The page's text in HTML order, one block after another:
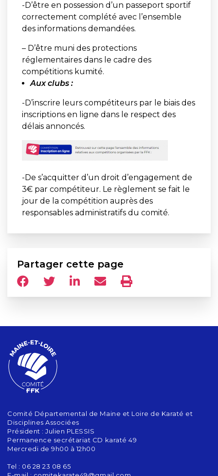
-D’être en possession d’un passeport sportif
correctement complété avec l’ensemble
des informations demandées.
– D’être muni des protections
réglementaires dans le cadre des
compétitions kumité.
Aux clubs :
-D’inscrire leurs compétiteurs par le biais des
inscriptions en ligne dans le respect des
délais annoncés.
-De s’acquitter d’un droit d’engagement de
3€ par compétiteur. Le règlement se fait le
jour de la compétition auprès des
responsables administratifs du comité.
Partager cette page
Comité Départemental de Maine et Loire de Karaté et
Disciplines Associées
Président : Julien PLESSIS
Permanence secrétariat CD karaté 49
Mercredi de 9h00 à 12h00
Tel : 06 28 23 08 65